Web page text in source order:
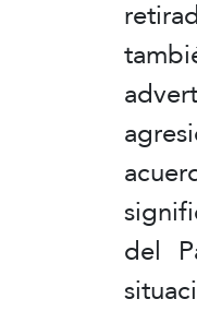
del